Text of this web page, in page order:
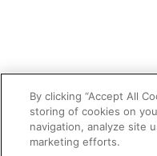
By clicking “Accept All
storing of cookies on
navigation, analyze site
marketing efforts.